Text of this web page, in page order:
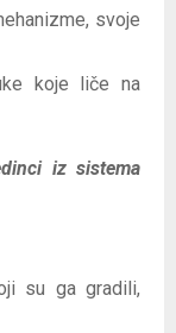
svoje
koje liče na
iz sistema
su ga gradili,